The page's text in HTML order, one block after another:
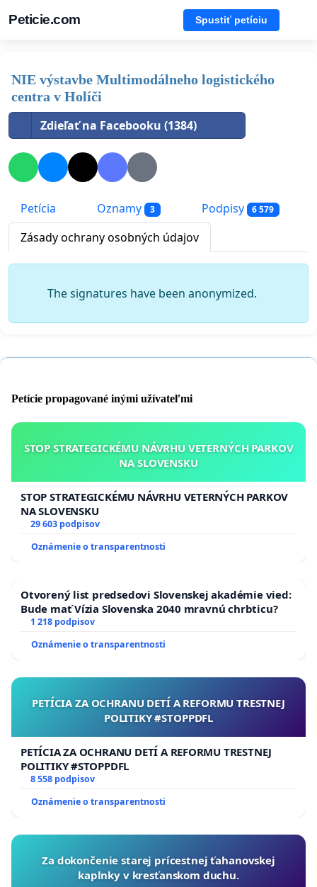
Peticie.com Spustiť petíciu
NIE výstavbe Multimodálneho logistického
centra v Holíči
Zdieľať na Facebooku (1384)
Petícia Oznamy 3 Podpisy 6 579
Zásady ochrany osobných údajov
The signatures have been anonymized.
Petície propagované inými užívateľmi
STOP STRATEGICKÉMU NÁVRHU VETERNÝCH PARKOV
NA SLOVENSKU
STOP STRATEGICKÉMU NÁVRHU VETERNÝCH PARKOV
NA SLOVENSKU
29 603 podpisov
Oznámenie o transparentnosti
Otvorený list predsedovi Slovenskej akadémie vied:
Bude mať Vízia Slovenska 2040 mravnú chrbticu?
1 218 podpisov
Oznámenie o transparentnosti
PETÍCIA ZA OCHRANU DETÍ A REFORMU TRESTNEJ
POLITIKY #STOPPDFL
PETÍCIA ZA OCHRANU DETÍ A REFORMU TRESTNEJ
POLITIKY #STOPPDFL
8 558 podpisov
Oznámenie o transparentnosti
Za dokončenie starej prícestnej ťahanovskej
kaplnky v kresťanskom duchu.